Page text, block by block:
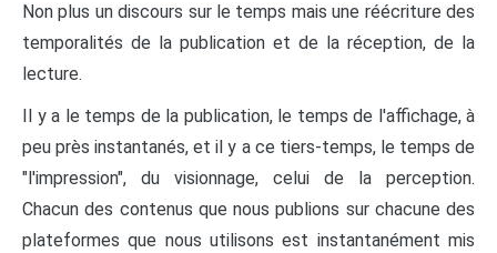
Non plus un discours sur le temps mais une réécriture des
temporalités de la publication et de la réception, de la
lecture.
Il y a le temps de la publication, le temps de l'affichage, à
peu près instantanés, et il y a ce tiers-temps, le temps de
"l'impression", du visionnage, celui de la perception.
Chacun des contenus que nous publions sur chacune des
plateformes que nous utilisons est instantanément mis